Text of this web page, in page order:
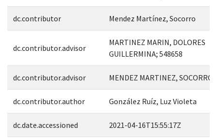
dc.contributor Mendez Martínez, Socorro
dc.contributor.advisor
MARTINEZ MARIN, DOLORES
GUILLERMINA; 548658
dc.contributor.advisor MENDEZ MARTINEZ,
dc.contributor.author González Ruíz, Luz Violeta
dc.date.accessioned 2021-04-16T15:55:17Z